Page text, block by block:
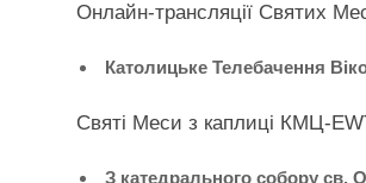
Онлайн-трансляції Святих
Католицьке Телебачення
Святі Меси з каплиці КМЦ-
З катедрального собору св.